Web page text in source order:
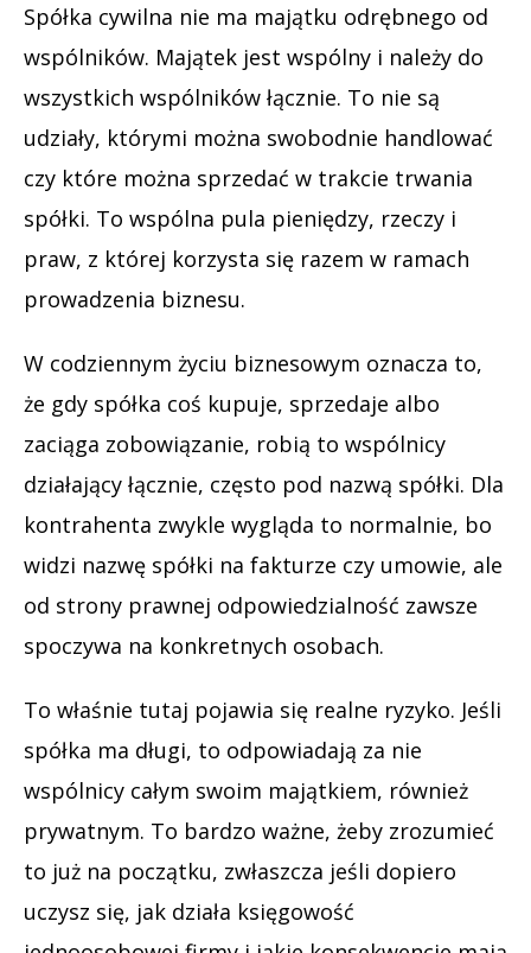
Spółka cywilna nie ma majątku odrębnego od
wspólników. Majątek jest wspólny i należy do
wszystkich wspólników łącznie. To nie są
udziały, którymi można swobodnie handlować
czy które można sprzedać w trakcie trwania
spółki. To wspólna pula pieniędzy, rzeczy i
praw, z której korzysta się razem w ramach
prowadzenia biznesu.
W codziennym życiu biznesowym oznacza to,
że gdy spółka coś kupuje, sprzedaje albo
zaciąga zobowiązanie, robią to wspólnicy
działający łącznie, często pod nazwą spółki. Dla
kontrahenta zwykle wygląda to normalnie, bo
widzi nazwę spółki na fakturze czy umowie, ale
od strony prawnej odpowiedzialność zawsze
spoczywa na konkretnych osobach.
To właśnie tutaj pojawia się realne ryzyko. Jeśli
spółka ma długi, to odpowiadają za nie
wspólnicy całym swoim majątkiem, również
prywatnym. To bardzo ważne, żeby zrozumieć
to już na początku, zwłaszcza jeśli dopiero
uczysz się, jak działa księgowość